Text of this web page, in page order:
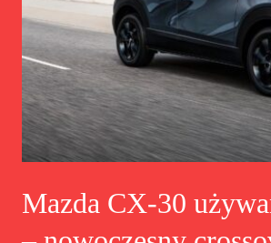
Mazda CX-30